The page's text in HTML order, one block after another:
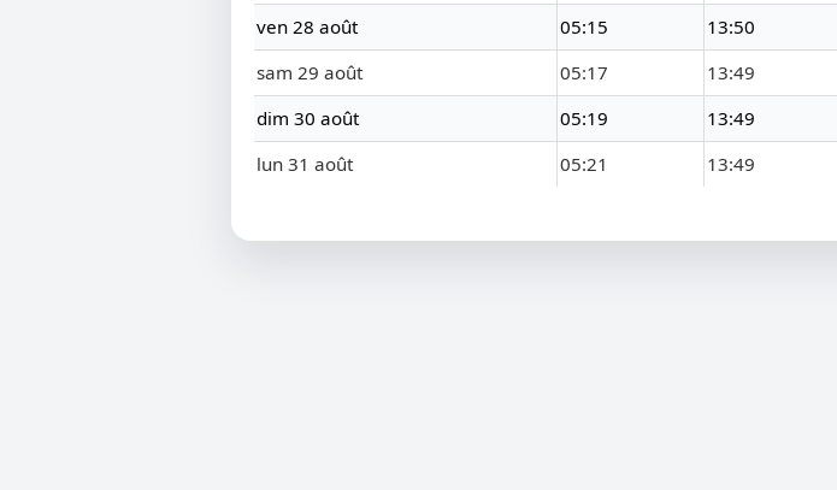
ven 28 août
05:15 13:50
sam 29 août
05:17 13:49
dim 30 août
05:19 13:49
lun 31 août
05:21 13:49